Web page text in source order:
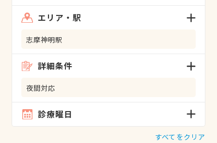
エリア・駅
志摩神明駅
詳細条件
夜間対応
診療曜日
すべてをクリア